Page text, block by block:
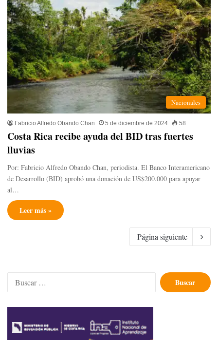
Nacionales
Fabricio Alfredo Obando Chan 5 de diciembre de 2024 58
Costa Rica recibe ayuda del BID tras fuertes
lluvias
Por: Fabricio Alfredo Obando Chan, periodista. El Banco Interamericano
de Desarrollo (BID) aprobó una donación de US$200.000 para apoyar
al…
Leer más »
Página siguiente
Buscar: